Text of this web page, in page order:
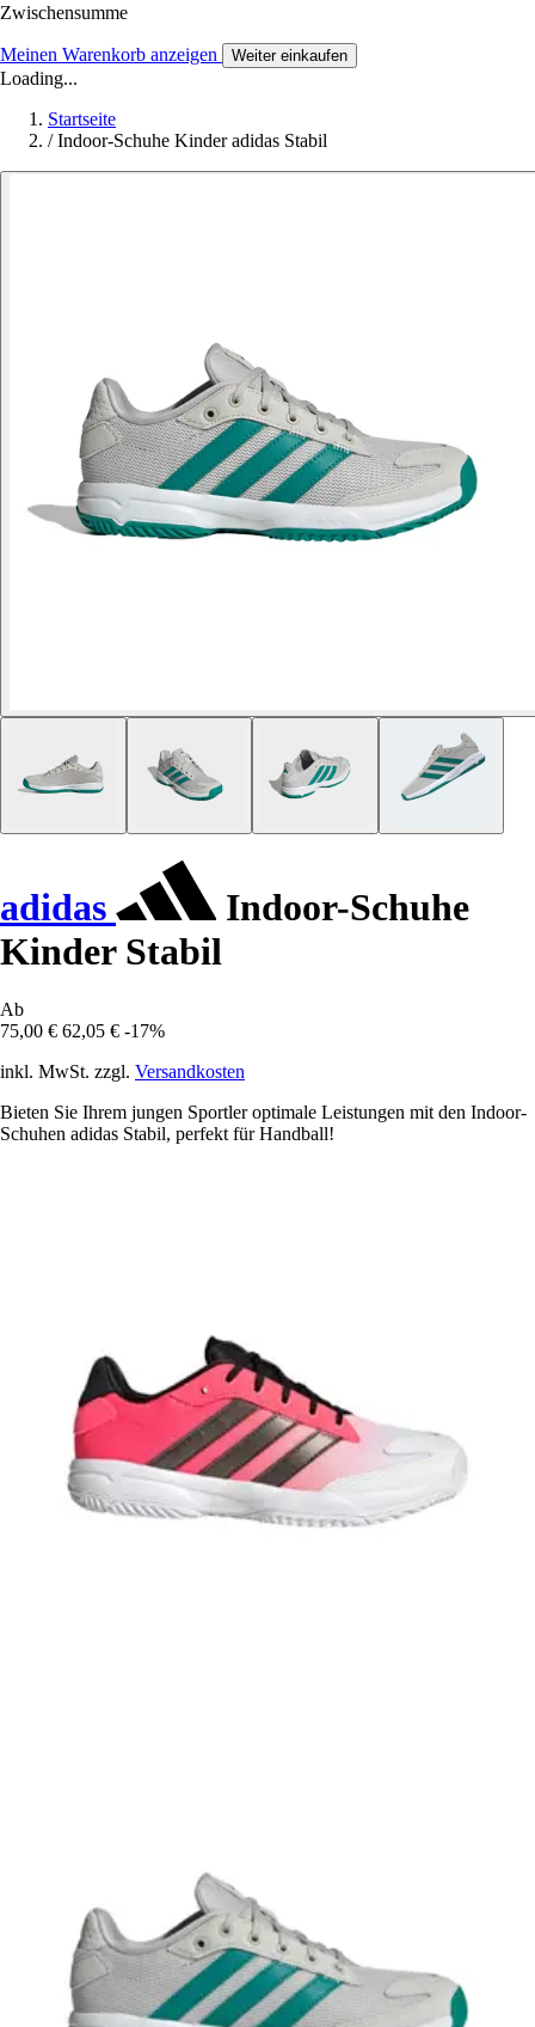
Zwischensumme
Meinen Warenkorb anzeigen Weiter einkaufen
Loading...
Startseite
/ Indoor-Schuhe Kinder adidas Stabil
adidas
Indoor-Schuhe
Kinder Stabil
Ab
75,00 € 62,05 € -17%
inkl. MwSt. zzgl. Versandkosten
Bieten Sie Ihrem jungen Sportler optimale Leistungen mit den Indoor-
Schuhen adidas Stabil, perfekt für Handball!